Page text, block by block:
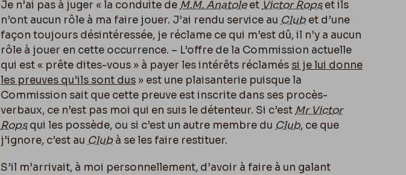
Je n’ai pas à juger « la conduite de M.M. Anatoleet Victor Ropset ils
n’ont aucun rôle à ma faire jouer. J’ai rendu service au Club et d’une
façon toujours désintéressée, je réclame ce qui m’est dû, il n’y a aucun
rôle à jouer en cette occurrence. – L’offre de la Commission actuelle
qui est « prête dites-vous » à payer les intérêts réclamés si je lui donne
les preuves qu’ils sont dus » est une plaisanterie puisque la
Commission sait que cette preuve est inscrite dans ses procès-
verbaux, ce n’est pas moi qui en suis le détenteur. Si c’est Mr Victor
Ropsqui les possède, ou si c’est un autre membre du Club, ce que
j’ignore, c’est au Club à se les faire restituer.
S’il m’arrivait, à moi personnellement, d’avoir à faire à un galant